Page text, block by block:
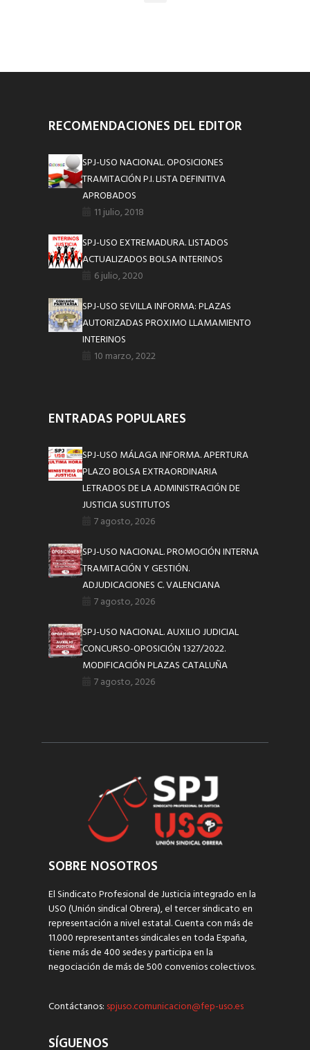
RECOMENDACIONES DEL EDITOR
SPJ-USO NACIONAL. OPOSICIONES
TRAMITACIÓN P.I. LISTA DEFINITIVA
APROBADOS
11 julio, 2018
SPJ-USO EXTREMADURA. LISTADOS
ACTUALIZADOS BOLSA INTERINOS
6 julio, 2020
SPJ-USO SEVILLA INFORMA: PLAZAS
AUTORIZADAS PROXIMO LLAMAMIENTO
INTERINOS
10 marzo, 2022
ENTRADAS POPULARES
SPJ-USO MÁLAGA INFORMA. APERTURA
PLAZO BOLSA EXTRAORDINARIA
LETRADOS DE LA ADMINISTRACIÓN DE
JUSTICIA SUSTITUTOS
7 agosto, 2026
SPJ-USO NACIONAL. PROMOCIÓN INTERNA
TRAMITACIÓN Y GESTIÓN.
ADJUDICACIONES C. VALENCIANA
7 agosto, 2026
SPJ-USO NACIONAL. AUXILIO JUDICIAL
CONCURSO-OPOSICIÓN 1327/2022.
MODIFICACIÓN PLAZAS CATALUÑA
7 agosto, 2026
SOBRE NOSOTROS
El Sindicato Profesional de Justicia integrado en la
USO (Unión sindical Obrera), el tercer sindicato en
representación a nivel estatal. Cuenta con más de
11.000 representantes sindicales en toda España,
tiene más de 400 sedes y participa en la
negociación de más de 500 convenios colectivos.
Contáctanos: spjuso.comunicacion@fep-uso.es
SÍGUENOS